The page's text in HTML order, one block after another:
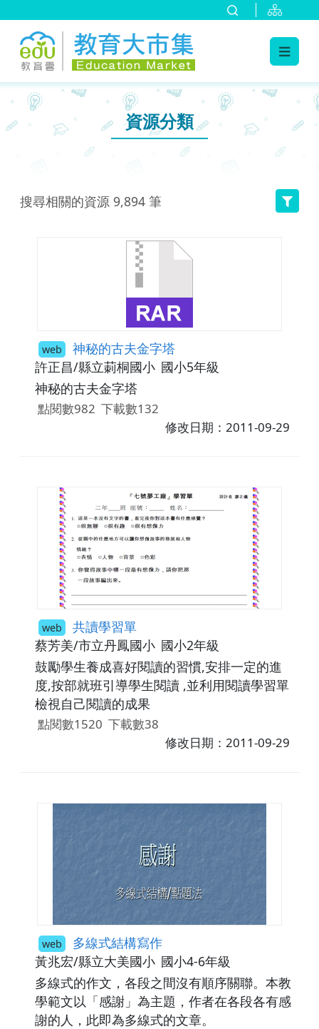
資源分類
搜尋相關的資源 9,894 筆
web 神秘的古夫金字塔
許正昌/縣立莿桐國小 國小5年級
神秘的古夫金字塔
點閱數982 下載數132
修改日期：2011-09-29
web 共讀學習單
蔡芳美/市立丹鳳國小 國小2年級
鼓勵學生養成喜好閱讀的習慣,安排一定的進
度,按部就班引導學生閱讀 ,並利用閱讀學習單
檢視自己閱讀的成果
點閱數1520 下載數38
修改日期：2011-09-29
web 多線式結構寫作
黃兆宏/縣立大美國小 國小4-6年級
多線式的作文，各段之間沒有順序關聯。本教
學範文以「感謝」為主題，作者在各段各有感
謝的人，此即為多線式的文章。